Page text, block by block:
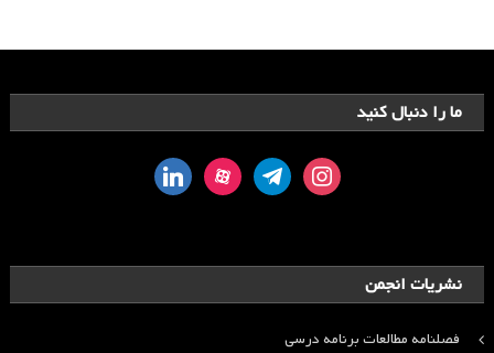
ما را دنبال کنید
instagram
telegram
aparat
linkedin
نشریات انجمن
فصلنامه مطالعات برنامه درسی